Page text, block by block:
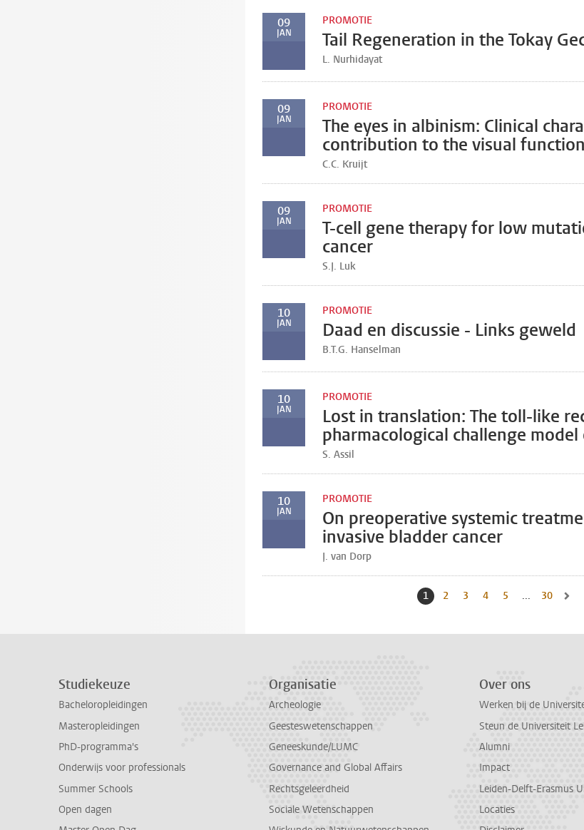
09
JAN
PROMOTIE
Tail Regeneration in the Tokay
L. Nurhidayat
09
JAN
PROMOTIE
The eyes in albinism: Clinical
contribution to the visual function
C.C. Kruijt
09
JAN
PROMOTIE
T-cell gene therapy for low
cancer
S.J. Luk
10
JAN
PROMOTIE
Daad en discussie - Links geweld
B.T.G. Hanselman
10
JAN
PROMOTIE
Lost in translation: The toll-like
pharmacological challenge
S. Assil
10
JAN
PROMOTIE
On preoperative systemic
invasive bladder cancer
J. van Dorp
Huidige pagina, pagina
1 Naar pagina
2 Naar pagina
3 Naar pagina
4 Naar pagina
5 ... Naar
30
Studiekeuze
Bacheloropleidingen
Masteropleidingen
PhD-programma's
Onderwijs voor professionals
Summer Schools
Open dagen
Organisatie
Archeologie
Geesteswetenschappen
Geneeskunde/LUMC
Governance and Global Affairs
Rechtsgeleerdheid
Sociale Wetenschappen
Over ons
Werken bij de
Steun de Universiteit
Alumni
Impact
Leiden-Delft-Erasmus
Locaties